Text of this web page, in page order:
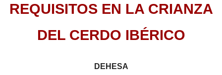
REQUISITOS EN LA CRIANZA
DEL CERDO IBÉRICO
DEHESA